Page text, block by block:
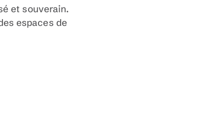
et souverain.
espaces de